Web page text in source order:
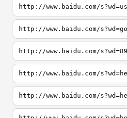
http://www.baidu.com/
http://www.baidu.com/
http://www.baidu.com/
http://www.baidu.com/
http://www.baidu.com/